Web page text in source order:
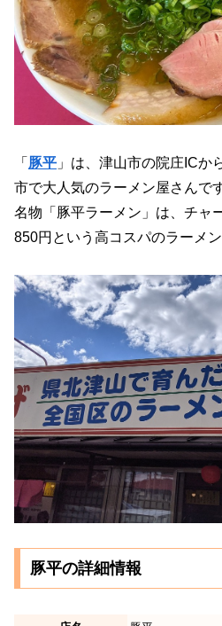
「 豚平 」は、津山市の院庄ICか
市で大人気のラーメン屋さんです
名物「豚平ラーメン」は、チャ
850円という高コスパのラーメン
豚平の詳細情報